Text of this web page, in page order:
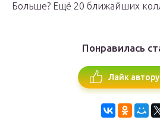
Больше? Ещё 20 ближайших
Понравилась
Лайк автору